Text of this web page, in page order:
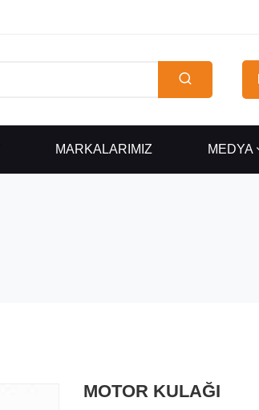
MARKALARIMIZ MEDYA
MOTOR KULAĞI